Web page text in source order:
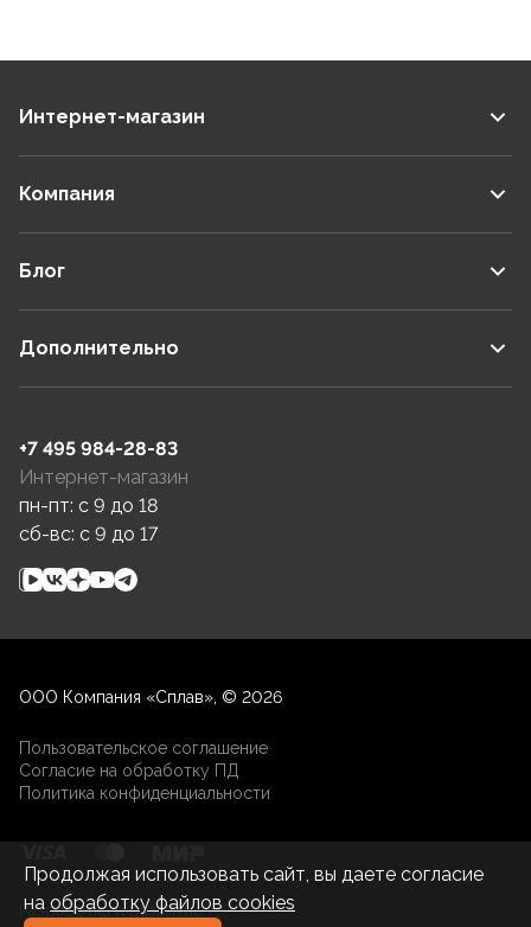
Интернет-магазин
Компания
Блог
Дополнительно
+7 495 984-28-83
Интернет-магазин
пн-пт: c 9 до 18
сб-вс: c 9 до 17
ООО Компания «Сплав», © 2026
Пользовательское соглашение
Согласие на обработку ПД
Политика конфиденциальности
Разработка и развитие
Продолжая использовать сайт, вы даете согласие
на обработку файлов cookies